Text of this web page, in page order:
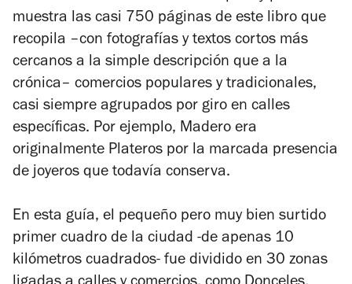
muestra las casi 750 páginas de este libro que
recopila –con fotografías y textos cortos más
cercanos a la simple descripción que a la
crónica– comercios populares y tradicionales,
casi siempre agrupados por giro en calles
específicas. Por ejemplo, Madero era
originalmente Plateros por la marcada presencia
de joyeros que todavía conserva.
En esta guía, el pequeño pero muy bien surtido
primer cuadro de la ciudad -de apenas 10
kilómetros cuadrados- fue dividido en 30 zonas